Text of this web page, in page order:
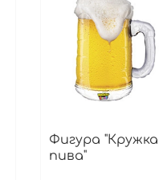
Фигура "Кружка
пива"